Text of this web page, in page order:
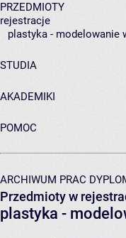
PRZEDMIOTY
rejestracje
plastyka - modelowanie
STUDIA
AKADEMIKI
POMOC
ARCHIWUM PRAC
Przedmioty w
plastyka -